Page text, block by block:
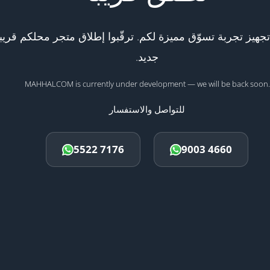
تجربة تسوّق مميزة لكم. ترقّبوا إطلاق متجر محلكم
جديد.
MAHHALCOM is currently under development — we will be back soon.
للتواصل والاستفسار
5522 7176 9003 4660